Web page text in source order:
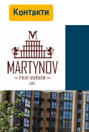
Контакти